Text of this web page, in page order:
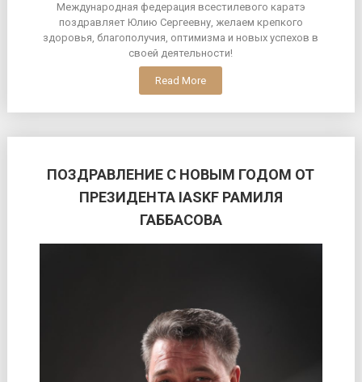
Международная федерация всестилевого каратэ
поздравляет Юлию Сергеевну, желаем крепкого
здоровья, благополучия, оптимизма и новых успехов в
своей деятельности!
Read More
ПОЗДРАВЛЕНИЕ С НОВЫМ ГОДОМ ОТ
ПРЕЗИДЕНТА IASKF РАМИЛЯ
ГАББАСОВА